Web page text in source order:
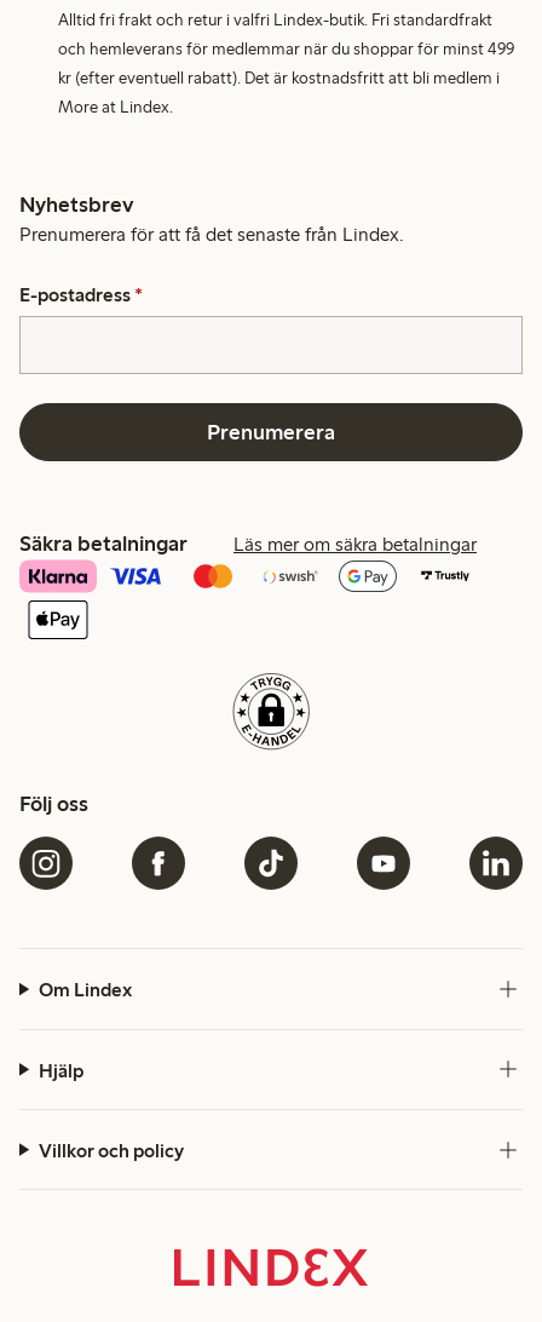
Alltid fri frakt och retur i valfri Lindex-butik. Fri standardfrakt
och hemleverans för medlemmar när du shoppar för minst 499
kr (efter eventuell rabatt). Det är kostnadsfritt att bli medlem i
More at Lindex.
Nyhetsbrev
Prenumerera för att få det senaste från Lindex.
E-postadress *
Prenumerera
Säkra betalningar Läs mer om säkra betalningar
Följ oss
Om Lindex
Hjälp
Villkor och policy